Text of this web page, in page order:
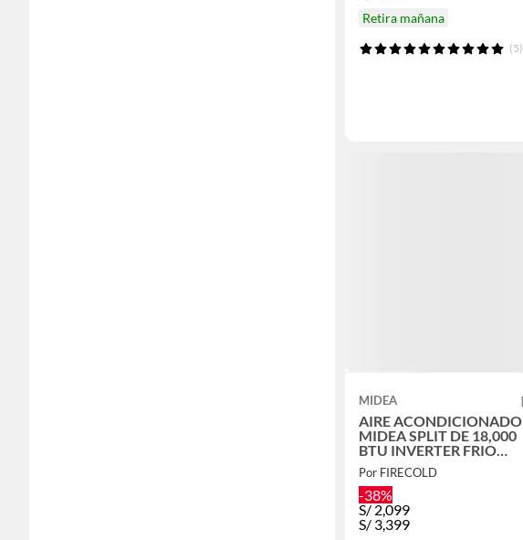
Retira mañana
(5)
MIDEA
AIRE ACONDICIONADO
MIDEA SPLIT DE 18,000
BTU INVERTER FRIO
SOLO
Por FIRECOLD
-38%
S/ 2,099
S/ 3,399